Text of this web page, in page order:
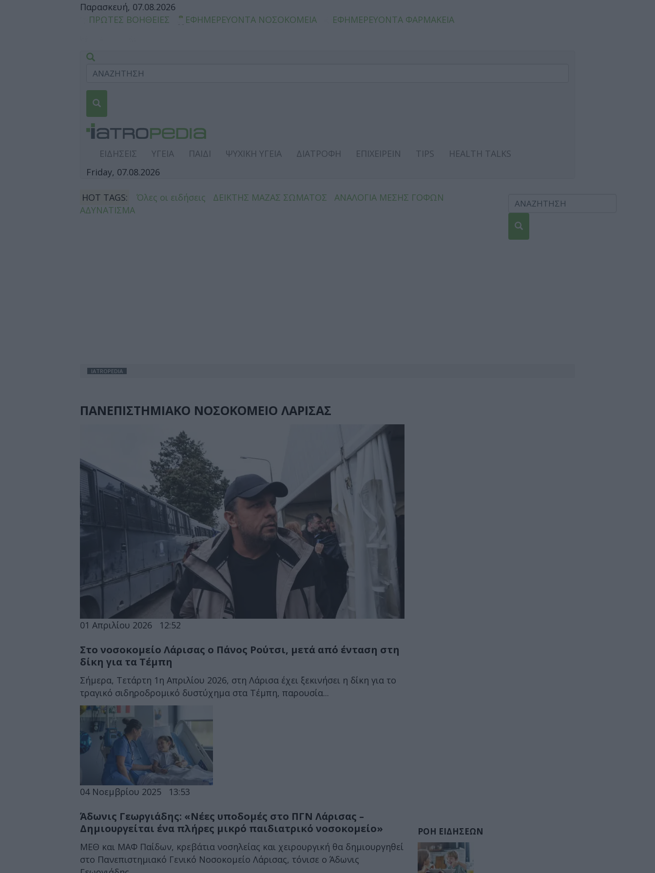
Παρασκευή, 07.08.2026
ΠΡΩΤΕΣ ΒΟΗΘΕΙΕΣ
ΕΦΗΜΕΡΕΥΟΝΤΑ ΝΟΣΟΚΟΜΕΙΑ ΕΦΗΜΕΡΕΥΟΝΤΑ ΦΑΡΜΑΚΕΙΑ
ΕΙΔΗΣΕΙΣ ΥΓΕΙΑ ΠΑΙΔΙ ΨΥΧΙΚΗ ΥΓΕΙΑ ΔΙΑΤΡΟΦΗ ΕΠΙΧΕΙΡΕΙΝ TIPS
HEALTH TALKS
Friday, 07.08.2026
HOT TAGS: Όλες οι ειδήσεις ΔΕΙΚΤΗΣ ΜΑΖΑΣ ΣΩΜΑΤΟΣ
ΑΝΑΛΟΓΙΑ ΜΕΣΗΣ ΓΟΦΩΝ
ΑΔΥΝΑΤΙΣΜΑ
IATROPEDIA
ΠΑΝΕΠΙΣΤΗΜΙΑΚΟ ΝΟΣΟΚΟΜΕΙΟ ΛΑΡΙΣΑΣ
01 Απριλίου 2026 12:52
Στο νοσοκομείο Λάρισας ο Πάνος Ρούτσι, μετά από ένταση στη
δίκη για τα Τέμπη
Σήμερα, Τετάρτη 1η Απριλίου 2026, στη Λάρισα έχει ξεκινήσει η δίκη για το
τραγικό σιδηροδρομικό δυστύχημα στα Τέμπη, παρουσία...
04 Νοεμβρίου 2025 13:53
Άδωνις Γεωργιάδης: «Νέες υποδομές στο ΠΓΝ Λάρισας –
Δημιουργείται ένα πλήρες μικρό παιδιατρικό νοσοκομείο»
ΜΕΘ και ΜΑΦ Παίδων, κρεβάτια νοσηλείας και χειρουργική θα δημιουργηθεί
στο Πανεπιστημιακό Γενικό Νοσοκομείο Λάρισας, τόνισε ο Άδωνις
ΡΟΗ ΕΙΔΗΣΕΩΝ